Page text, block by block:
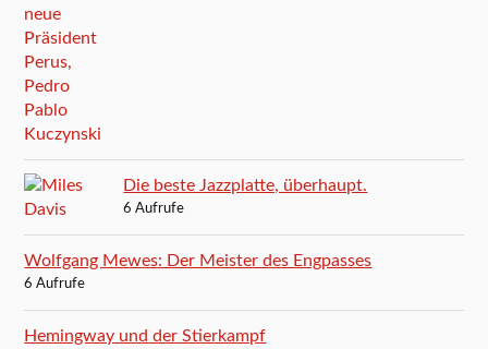
Die beste Jazzplatte, überhaupt.
6 Aufrufe
Wolfgang Mewes: Der Meister des Engpasses
6 Aufrufe
Hemingway und der Stierkampf